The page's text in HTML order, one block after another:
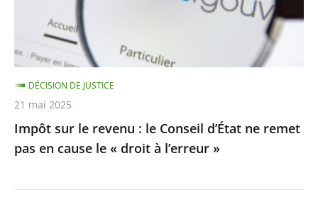
d’État
ne
remet
pas
en
cause
le
Impôt sur le revenu : le Conseil d’État ne remet
pas en cause le « droit à l’erreur »
DÉCISION DE JUSTICE
21 mai 2025